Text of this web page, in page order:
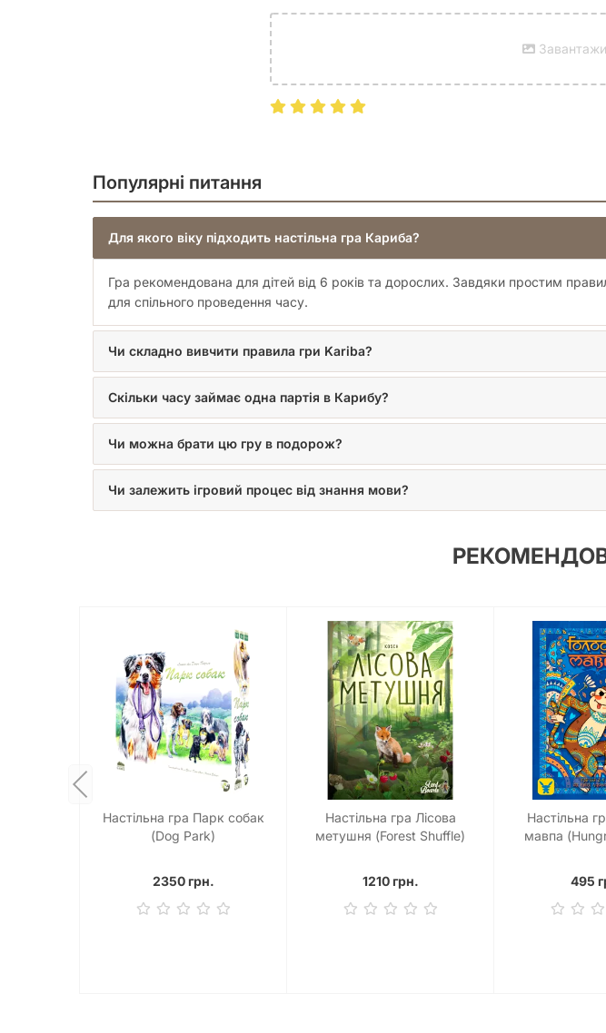
Популярні питання
Для якого віку підходить настільна гра Кариба?
Гра рекомендована для дітей від 6 років та дорослих. Завдяки простим
для спільного проведення часу.
Чи складно вивчити правила гри Kariba?
Скільки часу займає одна партія в Карибу?
Чи можна брати цю гру в подорож?
Чи залежить ігровий процес від знання мови?
Настільна гра Парк собак
(Dog Park)
2350 грн.
Настільна гра Лісова
метушня (Forest Shuffle)
1210 грн.
Настільна
мавпа
495